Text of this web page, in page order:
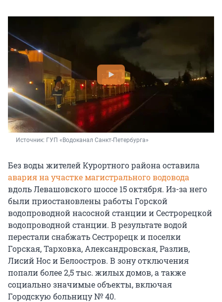
Источник: ГУП «Водоканал Санкт-Петербурга»
Без воды жителей Курортного района оставила
авария на участке магистрального водовода
вдоль Левашовского шоссе 15 октября. Из-за него
были приостановлены работы Горской
водопроводной насосной станции и Сестрорецкой
водопроводной станции. В результате водой
перестали снабжать Сестрорецк и поселки
Горская, Тарховка, Александровская, Разлив,
Лисий Нос и Белоостров. В зону отключения
попали более 2,5 тыс. жилых домов, а также
социально значимые объекты, включая
Городскую больницу № 40.